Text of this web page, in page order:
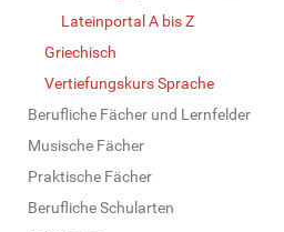
Lateinportal A bis Z
Griechisch
Vertiefungskurs Sprache
Berufliche Fächer und Lernfelder
Musische Fächer
Praktische Fächer
Berufliche Schularten